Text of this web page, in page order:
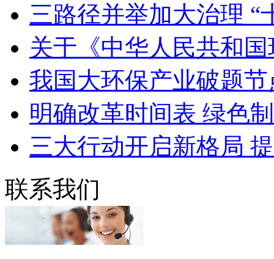
三路径并举加大治理 “
关于《中华人民共和
我国大环保产业破题
明确改革时间表 绿色
三大行动开启新格局
联系我们